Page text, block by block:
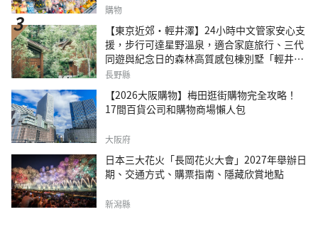
購物
【東京近郊・輕井澤】24小時中文管家安心支
援，步行可達星野溫泉，適合家庭旅行、三代
同遊與紀念日的森林高質感包棟別墅「輕井澤
森四季VILLA」
長野縣
【2026大阪購物】梅田逛街購物完全攻略！
17間百貨公司和購物商場懶人包
大阪府
日本三大花火「長岡花火大會」2027年舉辦日
期、交通方式、購票指南、隱藏欣賞地點
新潟縣